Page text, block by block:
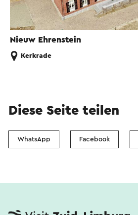
Nieuw Ehrenstein
Kerkrade
Diese Seite teilen
WhatsApp Facebook